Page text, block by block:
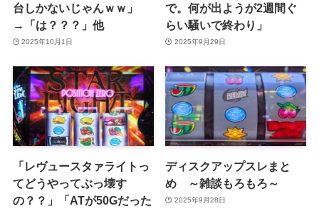
台しかないじゃんｗｗ」
→「は？？？」他
2025年10月1日
で。何が出ようが2週間ぐ
らい騒いで終わり」
2025年9月29日
「レヴュースタァライトっ
てどうやってぶっ壊す
の？？」「ATが50Gだった
ディスクアップスレまと
め ～雑談もろもろ～
2025年9月28日